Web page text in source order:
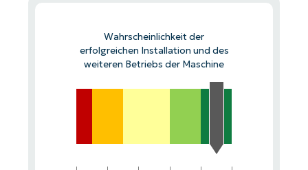
Wahrscheinlichkeit der
erfolgreichen Installation und des
weiteren Betriebs der Maschine